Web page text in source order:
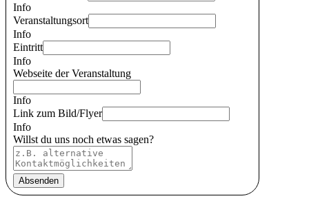
Info
Veranstaltungsort
Info
Eintritt
Info
Webseite der Veranstaltung
Info
Link zum Bild/Flyer
Info
Willst du uns noch etwas sagen?
Absenden